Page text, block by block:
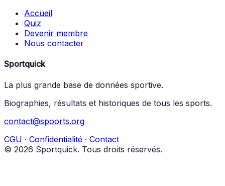
Accueil
Quiz
Devenir membre
Nous contacter
Sportquick
La plus grande base de données sportive.
Biographies, résultats et historiques de tous les sports.
contact@spoorts.org
CGU · Confidentialité · Contact
© 2026 Sportquick. Tous droits réservés.